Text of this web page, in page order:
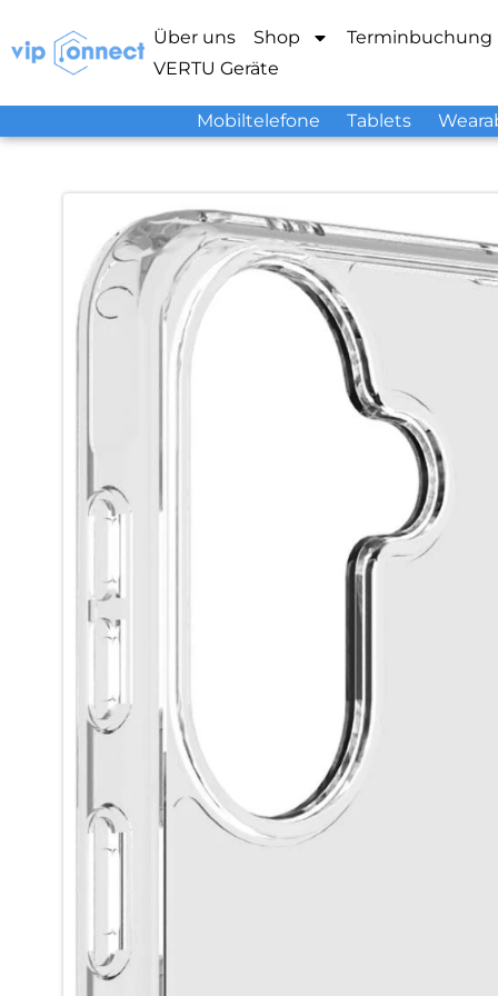
Über uns Shop
Terminbuchung
VERTU Geräte
Mobiltelefone Tablets